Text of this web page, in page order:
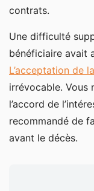
contrats.
Une difficulté
bénéficiaire avait
L’acceptation de
irrévocable. Vous
l’accord de
recommandé de
avant le décès.